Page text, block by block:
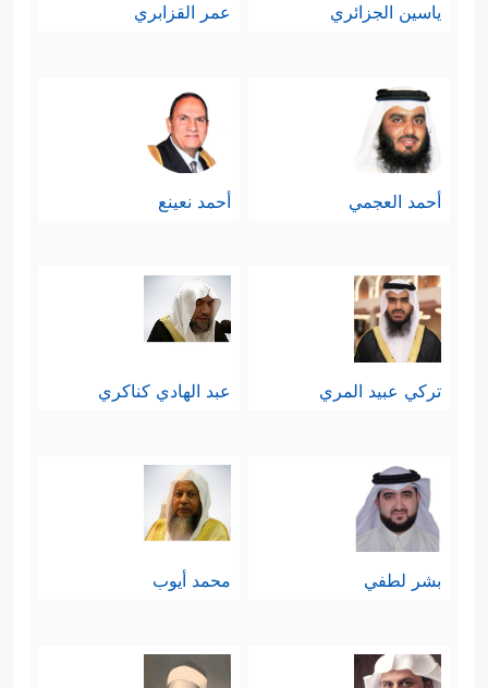
ياسين الجزائري عمر القزابري
أحمد العجمي أحمد نعينع
تركي عبيد المري عبد الهادي كناكري
بشر لطفي محمد أيوب